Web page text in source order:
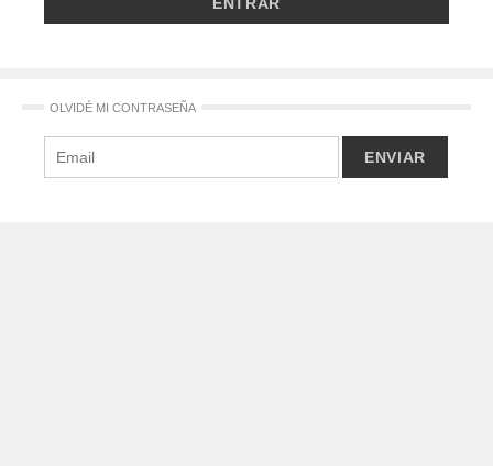
OLVIDÉ MI CONTRASEÑA